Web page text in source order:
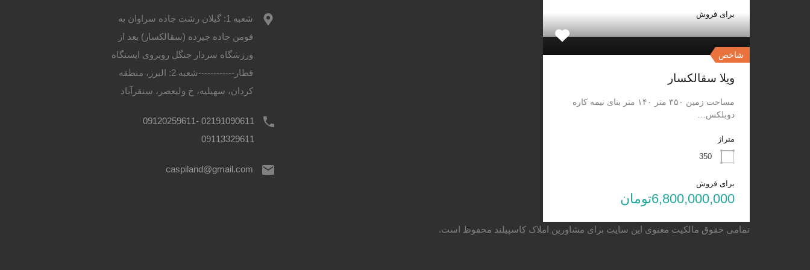
برای فروش
شاخص
ویلا سقالکسار
مساحت زمین ۳۵۰ متر ۱۴۰ متر بنای نیمه کاره
دوبلکس…
متراژ
350
برای فروش
6,800,000,000تومان
شعبه 1: گیلان رشت جاده سراوان به
فومن جاده جیرده (سقالکسار) بعد از
ورزشگاه سردار جنگل روبروی ایستگاه
قطار------------شعبه 2: البرز، منطقه
کردان، سهیلیه، خ ولیعصر، سنقرآباد
02191090611 09120259611-
09113329611
caspiland@gmail.com
تمامی حقوق مالکیت معنوی این ‌سایت برای مشاورین املاک کاسپیلند محفوظ است.